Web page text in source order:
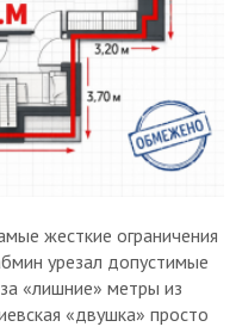
жесткие ограничения
урезал допустимые
«лишние» метры из
«двушка» просто